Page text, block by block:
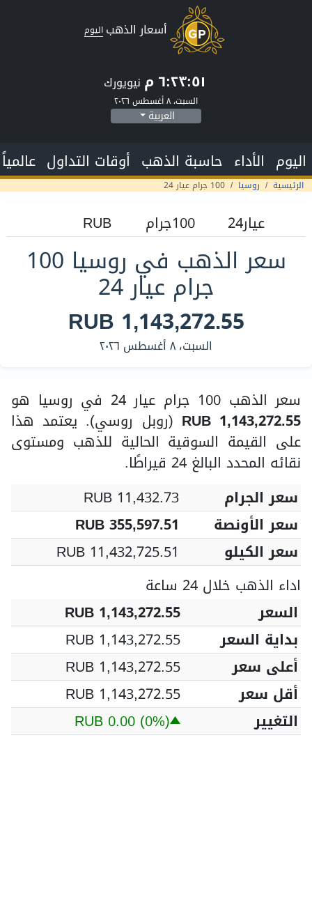
أسعار الذهب اليوم
٦:٢٣:٥٢ م نيويورك
السبت، ٨ أغسطس ٢٠٢٦
العربية
اليوم الأداء حاسبة الذهب أوقات التداول عالمياً
الرئيسية روسيا 100 جرام عيار 24
سعر الذهب في روسيا 100
جرام عيار 24
RUB 1,143,272.55
السبت، ٨ أغسطس ٢٠٢٦
سعر الذهب 100 جرام عيار 24 في روسيا هو
RUB 1,143,272.55 (روبل روسي). يعتمد هذا
على القيمة السوقية الحالية للذهب ومستوى
نقائه المحدد البالغ 24 قيراطًا.
سعر الجرام
RUB 11,432.73
سعر الأونصة
RUB 355,597.51
سعر الكيلو
RUB 11,432,725.51
اداء الذهب خلال 24 ساعة
السعر
RUB 1,143,272.55
بداية السعر
RUB 1,143,272.55
أعلى سعر
RUB 1,143,272.55
أقل سعر
RUB 1,143,272.55
التغيير
RUB 0.00 (0%)